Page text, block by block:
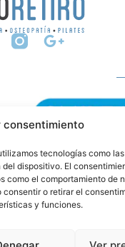
consentimiento
tecnologías como
dispositivo. El
como el comportamiento de
o retirar el
y funciones.
Smileat
reservados.